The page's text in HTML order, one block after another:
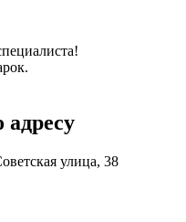
улица, 38